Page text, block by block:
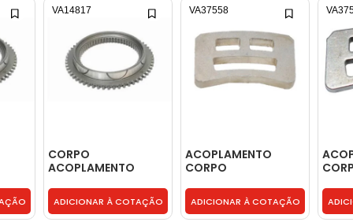
CORPO
ACOPLAMENTO
2A 3A 4A ZF 16S 1300
- 0002621940
ADICIONAR À COTAÇÃO
VA14817
ACOPLAMENTO
CORPO
1010 BO - 2W0311580
ADICIONAR À COTAÇÃO
VA37558
1010